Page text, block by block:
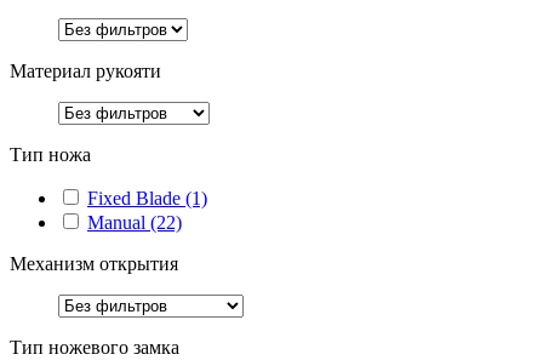
Материал рукояти
Тип ножа
Fixed Blade (1)
Manual (22)
Механизм открытия
Тип ножевого замка